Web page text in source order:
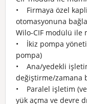
• Firmaya özel
otomasyonuna
Wilo-CIF modülü ile
• İkiz pompa
pompa)
• Ana/yedekli
değiştirme/zamana
• Paralel işletim
yük açma ve devre